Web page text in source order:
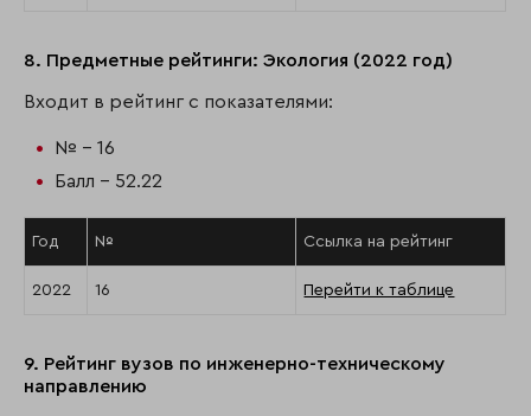
8. Предметные рейтинги: Экология (2022 год)
Входит в рейтинг с показателями:
№ - 16
Балл - 52.22
Год № Ссылка на рейтинг
2022 16 Перейти к таблице
9. Рейтинг вузов по инженерно-техническому
направлению